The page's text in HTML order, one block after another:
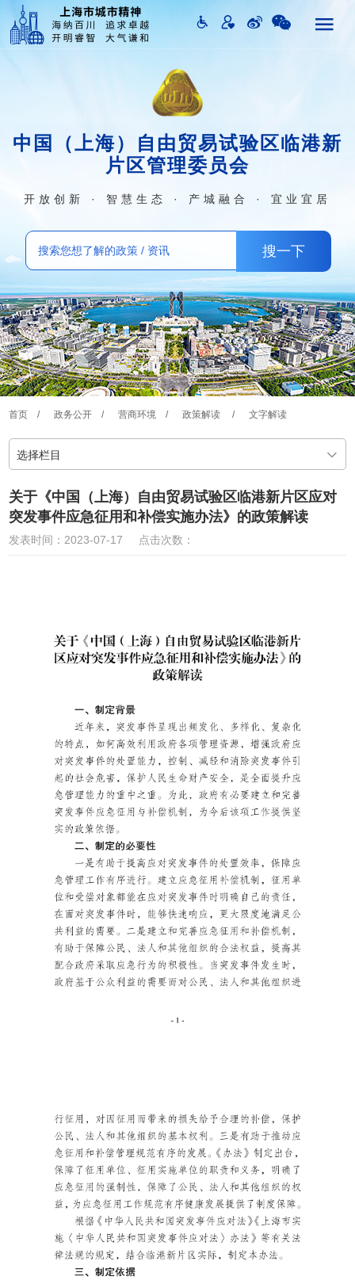
中国（上海）自由贸易试验区临港新
片区管理委员会
开放创新 · 智慧生态 · 产城融合 · 宜业宜居
首页 / 政务公开 / 营商环境 / 政策解读 / 文字解读
选择栏目
关于《中国（上海）自由贸易试验区临港新片区应对
突发事件应急征用和补偿实施办法》的政策解读
发表时间：2023-07-17 点击次数：